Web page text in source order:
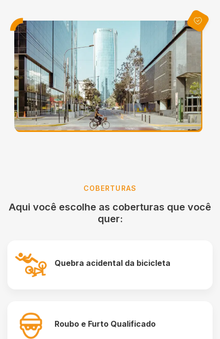
COBERTURAS
Aqui você escolhe as coberturas que você
quer:
Quebra acidental da bicicleta
Roubo e Furto Qualificado